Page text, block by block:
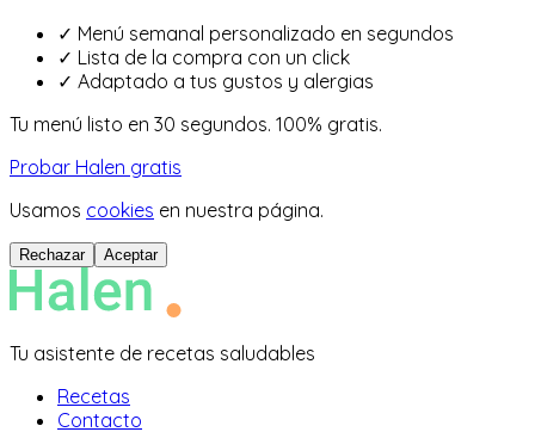
✓ Menú semanal personalizado en segundos
✓ Lista de la compra con un click
✓ Adaptado a tus gustos y alergias
Tu menú listo en 30 segundos. 100% gratis.
Probar Halen gratis
Usamos cookies en nuestra página.
Rechazar Aceptar
Tu asistente de recetas saludables
Recetas
Contacto